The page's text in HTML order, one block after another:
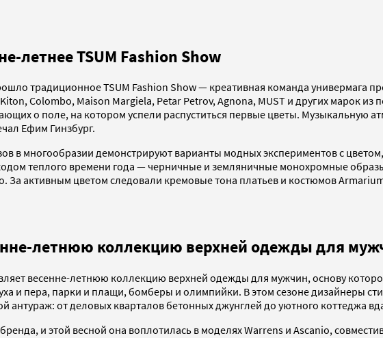
летнее TSUM Fashion Show
традиционное TSUM Fashion Show — креативная команда универмага
Colombo, Maison Margiela, Petar Petrov, Agnona, MUST и других марок
о поле, на котором успели распуститься первые цветы. Музыкальную
Ефим Гинзбург.
в многообразии демонстрируют варианты модных экспериментов с
теплого времени года — черничные и земляничные монохромные
За активным цветом следовали кремовые тона платьев и костюмов
летнюю коллекцию верхней одежды для
весенне-летнюю коллекцию верхней одежды для мужчин, основу
и пера, парки и плащи, бомберы и олимпийки. В этом сезоне дизайнеры
антураж: от деловых кварталов бетонных джунглей до уютного коттеджа
и этой весной она воплотилась в моделях Warrens и Ascanio,